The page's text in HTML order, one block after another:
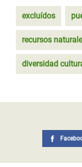
excluídos
recursos
diversidad